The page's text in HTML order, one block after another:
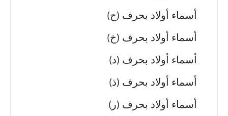
أسماء أولاد بحرف (ح)
أسماء أولاد بحرف (خ)
أسماء أولاد بحرف (د)
أسماء أولاد بحرف (ذ)
أسماء أولاد بحرف (ر)